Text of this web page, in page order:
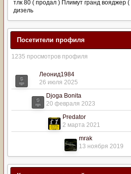
тлк 80 ( продал ) Плимут гранд вояджер
дизель
Посетители профиля
1235 просмотров профиля
Леонид1984
26 июля 2025
Djoga Bonita
20 февраля 2023
Predator
2 марта 2021
mrak
13 ноября 2019